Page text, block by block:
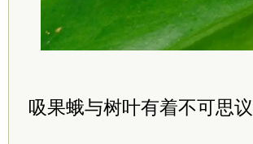
吸果蛾与树叶有着不可思